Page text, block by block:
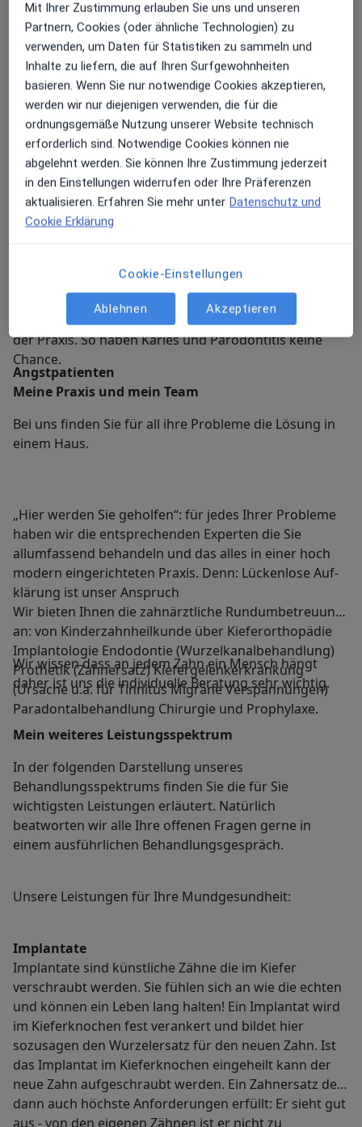
Die Endodontie ist ein Fachbereich dem wir in unserer
Praxis ganz besondere Aufmerksamkeit schenken. Seit
10 Jahren beschäftigt sich Frau Dr. Münch intensiv mit
Endodontie und befindet sich inhaltlich wie auch
technisch auf dem absolut neuesten Stand. Anlass für
eine Behandlung ist meist eine tiefe Karies. Dies führt
zur Entzündung des Zahnnervs (Pulpa) und kann
starke Zahnschmerzen verursachen.
Zahnprophylaxe und ästhetische Zahnheilkunde
Gesunde Zähne und ein strahlend schönes Lächeln:
unschätzbare Werte die Sie sich ein Leben lang
richtiger Zahnpflege und richtiger Ernährung bei
Ihnen zu Hause. Das heißt Prophylaxe mit
professionellen Kräften und modernsten Geräten in
der Praxis. So haben Karies und Parodontitis keine
Chance.
Angstpatienten
Meine Praxis und mein Team
Bei uns finden Sie für all ihre Probleme die Lösung in
einem Haus.
„Hier werden Sie geholfen“: für jedes Ihrer Probleme
haben wir die entsprechenden Experten die Sie
allumfassend behandeln und das alles in einer hoch
modern eingerichteten Praxis. Denn: Lü­cken­lose Auf­
klä­rung ist un­ser Anspruch
Wir bieten Ihnen die zahnärztliche Rundumbetreuung
an: von Kinderzahnheilkunde über Kieferorthopädie
Implantologie Endodontie (Wurzelkanalbehandlung)
Prothetik (Zahnersatz) Kiefergelenkerkrankung
(Ursache u.a. für Tinnitus Migräne Verspannungen)
Paradontalbehandlung Chirurgie und Prophylaxe.
Wir wissen dass an jedem Zahn ein Mensch hängt
daher ist uns die individuelle Beratung sehr wichtig.
Mein weiteres Leistungs­spektrum
In der folgenden Darstellung unseres
Behandlungsspektrums finden Sie die für Sie
wichtigsten Leistungen erläutert. Natürlich
beatworten wir alle Ihre offenen Fragen gerne in
einem ausführlichen Behandlungsgespräch.
Unsere Leistungen für Ihre Mundgesundheit:
Implantate
Implantate sind künstliche Zähne die im Kiefer
verschraubt werden. Sie fühlen sich an wie die echten
und können ein Leben lang halten! Ein Implantat wird
im Kieferknochen fest verankert und bildet hier
sozusagen den Wurzelersatz für den neuen Zahn. Ist
das Implantat im Kieferknochen eingeheilt kann der
neue Zahn aufgeschraubt werden. Ein Zahnersatz der
dann auch höchste Anforderungen erfüllt: Er sieht gut
aus - von den eigenen Zähnen ist er nicht zu
Mit Ihrer Zustimmung erlauben Sie uns und unseren
Partnern, Cookies (oder ähnliche Technologien) zu
verwenden, um Daten für Statistiken zu sammeln und
Inhalte zu liefern, die auf Ihren Surfgewohnheiten
basieren. Wenn Sie nur notwendige Cookies akzeptieren,
werden wir nur diejenigen verwenden, die für die
ordnungsgemäße Nutzung unserer Website technisch
erforderlich sind. Notwendige Cookies können nie
abgelehnt werden. Sie können Ihre Zustimmung jederzeit
in den Einstellungen widerrufen oder Ihre Präferenzen
aktualisieren. Erfahren Sie mehr unter Datenschutz und
Cookie Erklärung
Cookie-Einstellungen
Ablehnen Akzeptieren